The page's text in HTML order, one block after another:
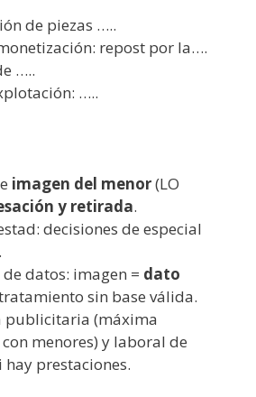
de piezas …..
repost por la….
…..
…..
imagen del menor(LO
y retirada.
decisiones de especial
datos: imagen = dato
sin base válida.
publicitaria (máxima
menores) y laboral de
hay prestaciones.